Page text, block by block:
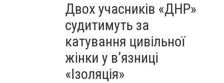
Двох учасників «ДНР»
судитимуть за
катування цивільної
жінки у в’язниці
«Ізоляція»